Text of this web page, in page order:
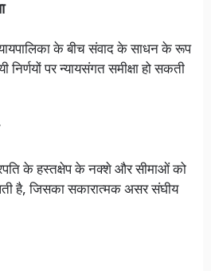
के बीच संवाद के साधन के रूप
पर न्यायसंगत समीक्षा हो सकती
के हस्तक्षेप के नक्शे और सीमाओं को
है, जिसका सकारात्मक असर संघीय